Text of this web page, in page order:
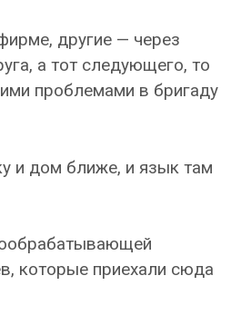
другие — через
а тот следующего, то
проблемами в бригаду
и дом ближе, и язык там
которые приехали сюда